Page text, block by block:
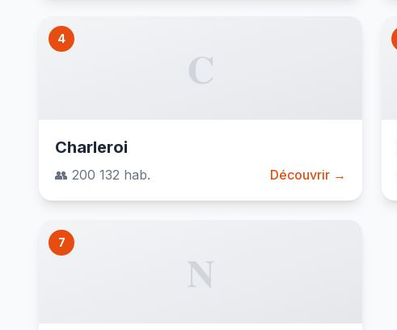
4
C
Charleroi
👥 200 132 hab. Découvrir →
7
N